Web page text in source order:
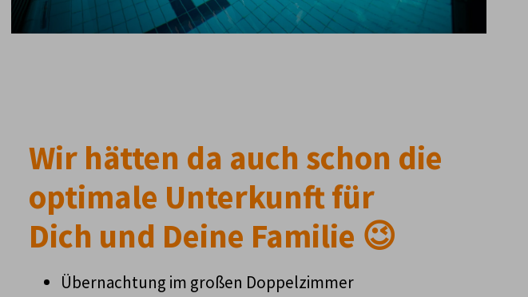
Wir hätten da auch schon die
optimale Unterkunft für
Dich und Deine Familie 😉
Übernachtung im großen Doppelzimmer